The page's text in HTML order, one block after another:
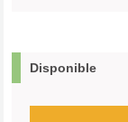
Disponible